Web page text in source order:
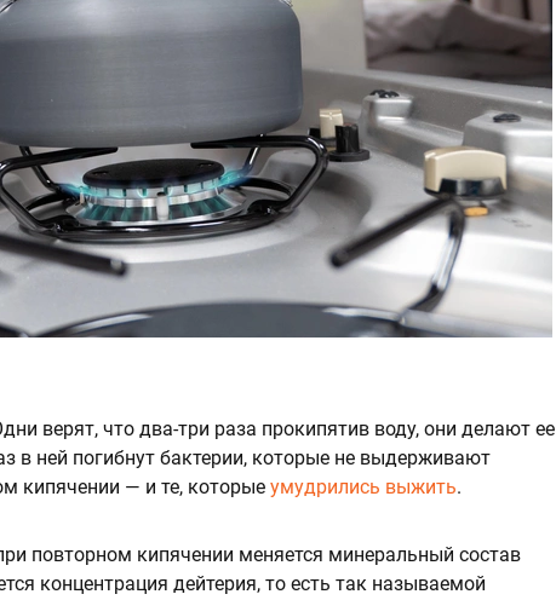
верят, что два-три раза прокипятив воду, они делают ее
в ней погибнут бактерии, которые не выдерживают
кипячении — и те, которые умудрились выжить.
повторном кипячении меняется минеральный состав
концентрация дейтерия, то есть так называемой